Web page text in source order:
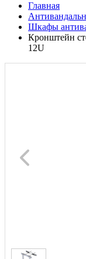
Главная
Шкафы
Кронштейн
12U